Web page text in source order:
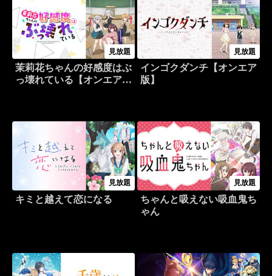
見放題
茉莉花ちゃんの好感度はぶ
っ壊れている【オンエア
見放題
インゴクダンチ【オンエア
版】
見放題
キミと越えて恋になる
見放題
ちゃんと吸えない吸血鬼ち
ゃん